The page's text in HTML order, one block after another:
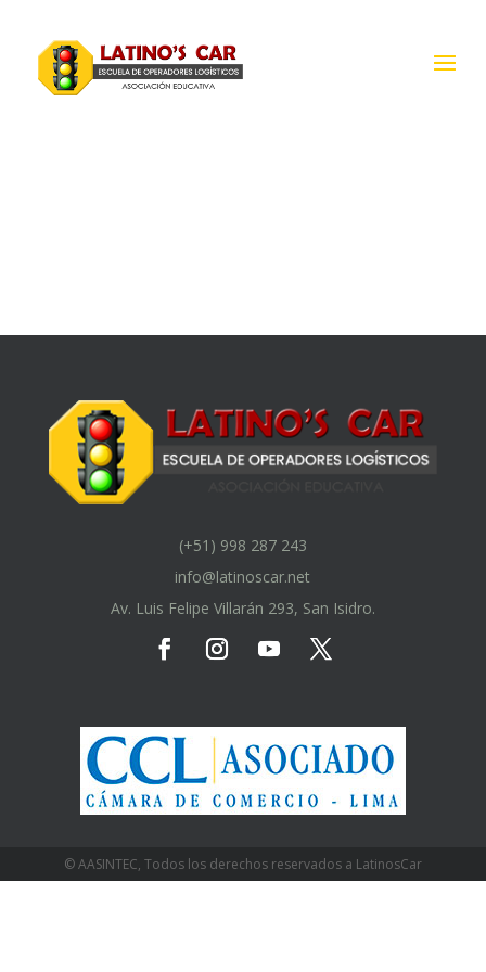
(+51) 998 287 243
info@latinoscar.net
Av. Luis Felipe Villarán 293, San Isidro.
© AASINTEC, Todos los derechos reservados a LatinosCar